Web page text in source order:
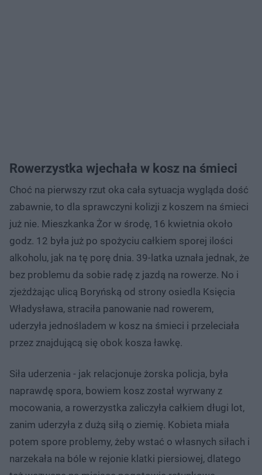
Rowerzystka wjechała w kosz na śmieci
Choć na pierwszy rzut oka cała sytuacja wygląda dość
zabawnie, to dla sprawczyni kolizji z koszem na śmieci
już nie. Mieszkanka Żor w środę, 16 kwietnia około
godz. 12 była już po spożyciu całkiem sporej ilości
alkoholu, jak na tę porę dnia. 39-latka uznała jednak, że
bez problemu da sobie radę z jazdą na rowerze. No i
zjeżdżając ulicą Boryńską od strony osiedla Księcia
Władysława, straciła panowanie nad rowerem,
uderzyła jednośladem w kosz na śmieci i przeleciała
przez znajdującą się obok kosza ławkę.
Siła uderzenia - jak relacjonuje żorska policja, była
naprawdę spora, bowiem kosz został wyrwany z
mocowania, a rowerzystka zaliczyła całkiem długi lot,
zanim uderzyła z dużą siłą o ziemię. Kobieta miała
potem spore problemy, żeby wstać o własnych siłach i
narzekała na bóle w rejonie klatki piersiowej, dlatego